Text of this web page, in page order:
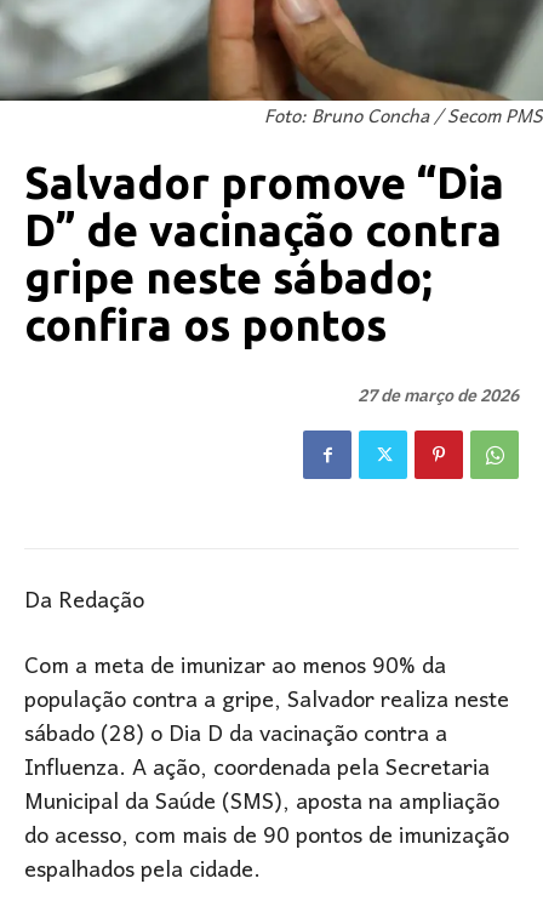
Foto: Bruno Concha / Secom PMS
Salvador promove “Dia
D” de vacinação contra
gripe neste sábado;
confira os pontos
27 de março de 2026
Da Redação
Com a meta de imunizar ao menos 90% da
população contra a gripe, Salvador realiza neste
sábado (28) o Dia D da vacinação contra a
Influenza. A ação, coordenada pela Secretaria
Municipal da Saúde (SMS), aposta na ampliação
do acesso, com mais de 90 pontos de imunização
espalhados pela cidade.